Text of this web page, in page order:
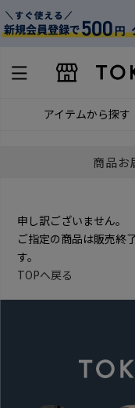
アイテムから探す
商品お
申し訳ございません。
ご指定の商品は販売終
す。
TOPへ戻る